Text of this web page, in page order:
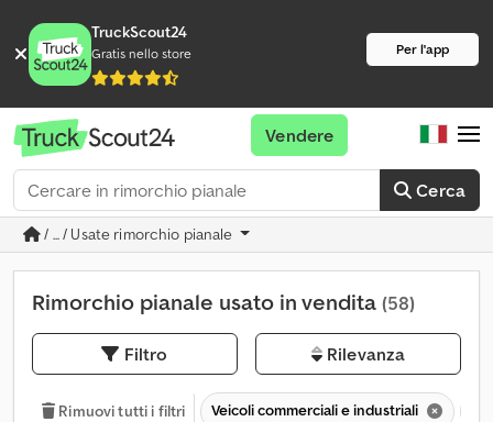
TruckScout24
Gratis nello store Per l'app
Cerca
Vendere
/ ... / Usate rimorchio pianale
Rimorchio pianale usato in vendita (58)
Filtro Rilevanza
Rimuovi tutti i filtri Veicoli commerciali e industriali